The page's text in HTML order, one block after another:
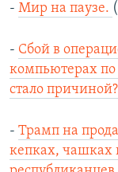
- Мир на паузе.
- Сбой в
компьютерах по
стало причиной?
- Трамп на
кепках, чашках